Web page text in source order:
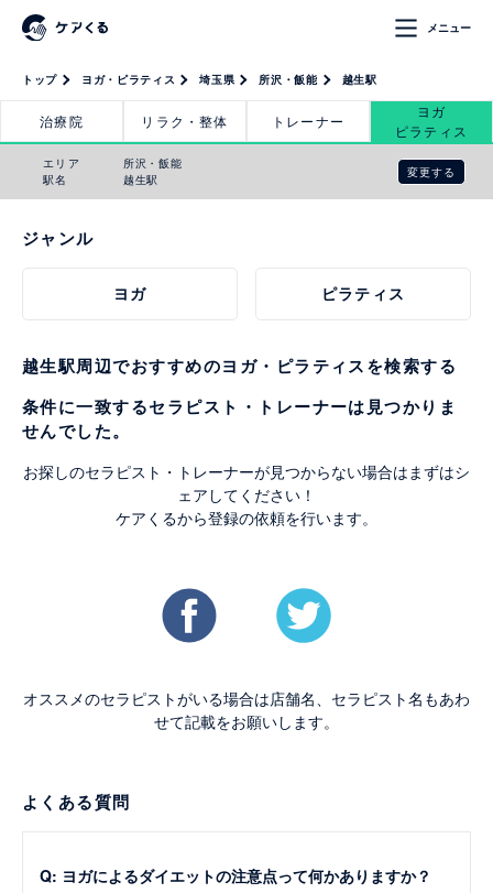
メニュー
トップ ヨガ・ピラティス 埼玉県 所沢・飯能 越生駅
治療院 リラク・整体 トレーナー
ヨガ
ピラティス
エリア
駅名
所沢・飯能
越生駅
変更する
ジャンル
ヨガ ピラティス
越生駅周辺でおすすめのヨガ・ピラティスを検索する
条件に一致するセラピスト・トレーナーは見つかりま
せんでした。
お探しのセラピスト・トレーナーが見つからない場合はまずはシ
ェアしてください！
ケアくるから登録の依頼を行います。
オススメのセラピストがいる場合は店舗名、セラピスト名もあわ
せて記載をお願いします。
よくある質問
Q: ヨガによるダイエットの注意点って何かありますか？